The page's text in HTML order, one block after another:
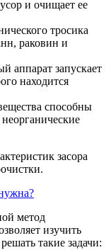
и очищает ее
тросика
раковин и
аппарат запускает
находится
способны
засора
метод
изучить
такие задачи: